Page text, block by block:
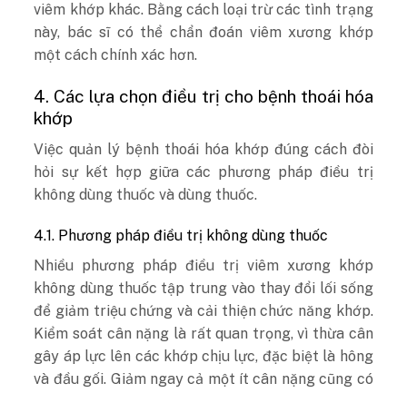
viêm khớp khác. Bằng cách loại trừ các tình trạng
này, bác sĩ có thể chẩn đoán viêm xương khớp
một cách chính xác hơn.
4. Các lựa chọn điều trị cho bệnh thoái hóa
khớp
Việc quản lý bệnh thoái hóa khớp đúng cách đòi
hỏi sự kết hợp giữa các phương pháp điều trị
không dùng thuốc và dùng thuốc.
4.1. Phương pháp điều trị không dùng thuốc
Nhiều phương pháp điều trị viêm xương khớp
không dùng thuốc tập trung vào thay đổi lối sống
để giảm triệu chứng và cải thiện chức năng khớp.
Kiểm soát cân nặng là rất quan trọng, vì thừa cân
gây áp lực lên các khớp chịu lực, đặc biệt là hông
và đầu gối. Giảm ngay cả một ít cân nặng cũng có